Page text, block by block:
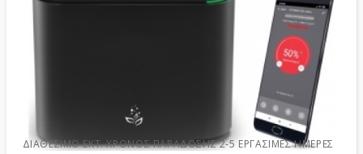
ΔΙΑΘΈΣΙΜΟ ΕΚΤ. ΧΡΌΝΟΣ ΠΑΡΆΔΟΣΗΣ 2-5 ΕΡΓΆΣΙΜΕΣ ΗΜΈΡΕΣ